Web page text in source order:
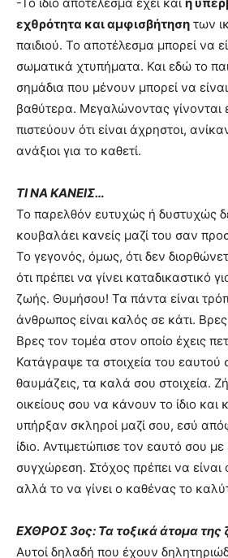
εχθρότητα και αμφισβήτηση των
παιδιού. Το αποτέλεσμα μπορεί να
σωματικά χτυπήματα. Και εδώ το
σημάδια που μένουν μπορεί να
βαθύτερα. Μεγαλώνοντας γίνονται
πιστεύουν ότι είναι άχρηστοι,
ανάξιοι για το καθετί.
ΤΙ ΝΑ ΚΑΝΕΙΣ…
Το παρελθόν ευτυχώς ή δυστυχώς
κουβαλάει κανείς μαζί του σαν
Το γεγονός, όμως, ότι δεν
ότι πρέπει να γίνει καταδικαστικό
ζωής. Θυμήσου! Τα πάντα είναι
άνθρωπος είναι καλός σε κάτι. Βρες
Βρες τον τομέα στον οποίο έχεις
Κατάγραψε τα στοιχεία του
θαυμάζεις, τα καλά σου στοιχεία.
οικείους σου να κάνουν το ίδιο και
υπήρξαν σκληροί μαζί σου, εσύ
ίδιο. Αντιμετώπισε τον εαυτό σου με
συγχώρεση. Στόχος πρέπει να είναι
αλλά το να γίνει ο καθένας το
ΕΧΘΡΟΣ 3ος: Τα τοξικά άτομα της
Αυτοί δηλαδή που έχουν